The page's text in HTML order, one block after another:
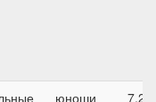
юноши 7,2,